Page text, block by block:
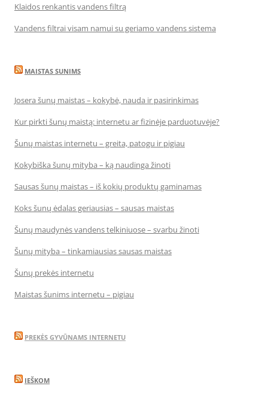
Klaidos renkantis vandens filtrą
Vandens filtrai visam namui su geriamo vandens sistema
MAISTAS SUNIMS
Josera šunų maistas – kokybė, nauda ir pasirinkimas
Kur pirkti šunų maistą: internetu ar fizinėje parduotuvėje?
Šunų maistas internetu – greita, patogu ir pigiau
Kokybiška šunų mityba – ką naudinga žinoti
Sausas šunų maistas – iš kokių produktų gaminamas
Koks šunų ėdalas geriausias – sausas maistas
Šunų maudynės vandens telkiniuose – svarbu žinoti
Šunų mityba – tinkamiausias sausas maistas
Šunų prekės internetu
Maistas šunims internetu – pigiau
PREKĖS GYVŪNAMS INTERNETU
IEŠKOM